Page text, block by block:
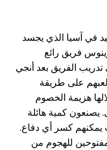
في آسيا الذي يجسد
فريق رائع
الفريق بعد أنجي
على طريقة
هزيمة الخصوم
يصنعون كمية هائلة
كسر أي دفاع.
للهجوم من